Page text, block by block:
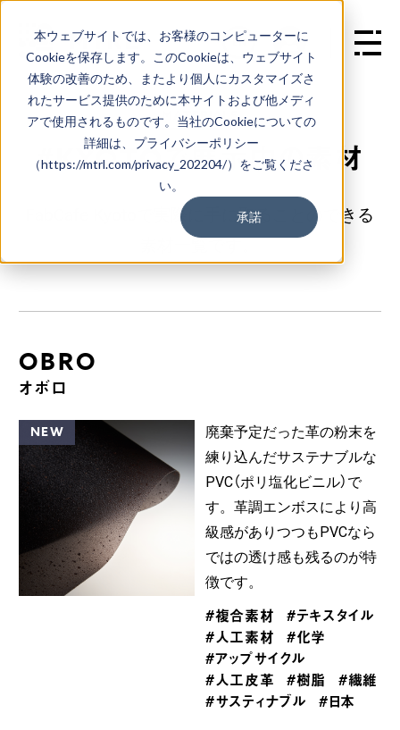
本ウェブサイトでは、お客様のコンピューターに
Cookieを保存します。このCookieは、ウェブサイト
体験の改善のため、またより個人にカスタマイズさ
れたサービス提供のために本サイトおよび他メディ
アで使用されるものです。当社のCookieについての
詳細は、プライバシーポリシー
（https://mtrl.com/privacy_202204/）をご覧くださ
い。
承諾
EN
M ATERIALS
#KYOTOで展示中の素材
FabCafe Kyotoで実際に手に取ることのできる
OBRO
オボロ
NEW
廃棄予定だった革の粉末を
練り込んだサステナブルな
PVC（ポリ塩化ビニル）で
す。革調エンボスにより高
級感がありつつもPVCなら
ではの透け感も残るのが特
徴です。
#複合素材
#テキスタイル
#人工素材
#化学
#アップサイクル
#人工皮革
#樹脂
#繊維
#サスティナブル
#日本